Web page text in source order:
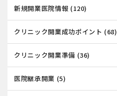
新規開業医院情報 (120)
クリニック開業成功ポイント (68)
クリニック開業準備 (36)
医院継承開業 (5)